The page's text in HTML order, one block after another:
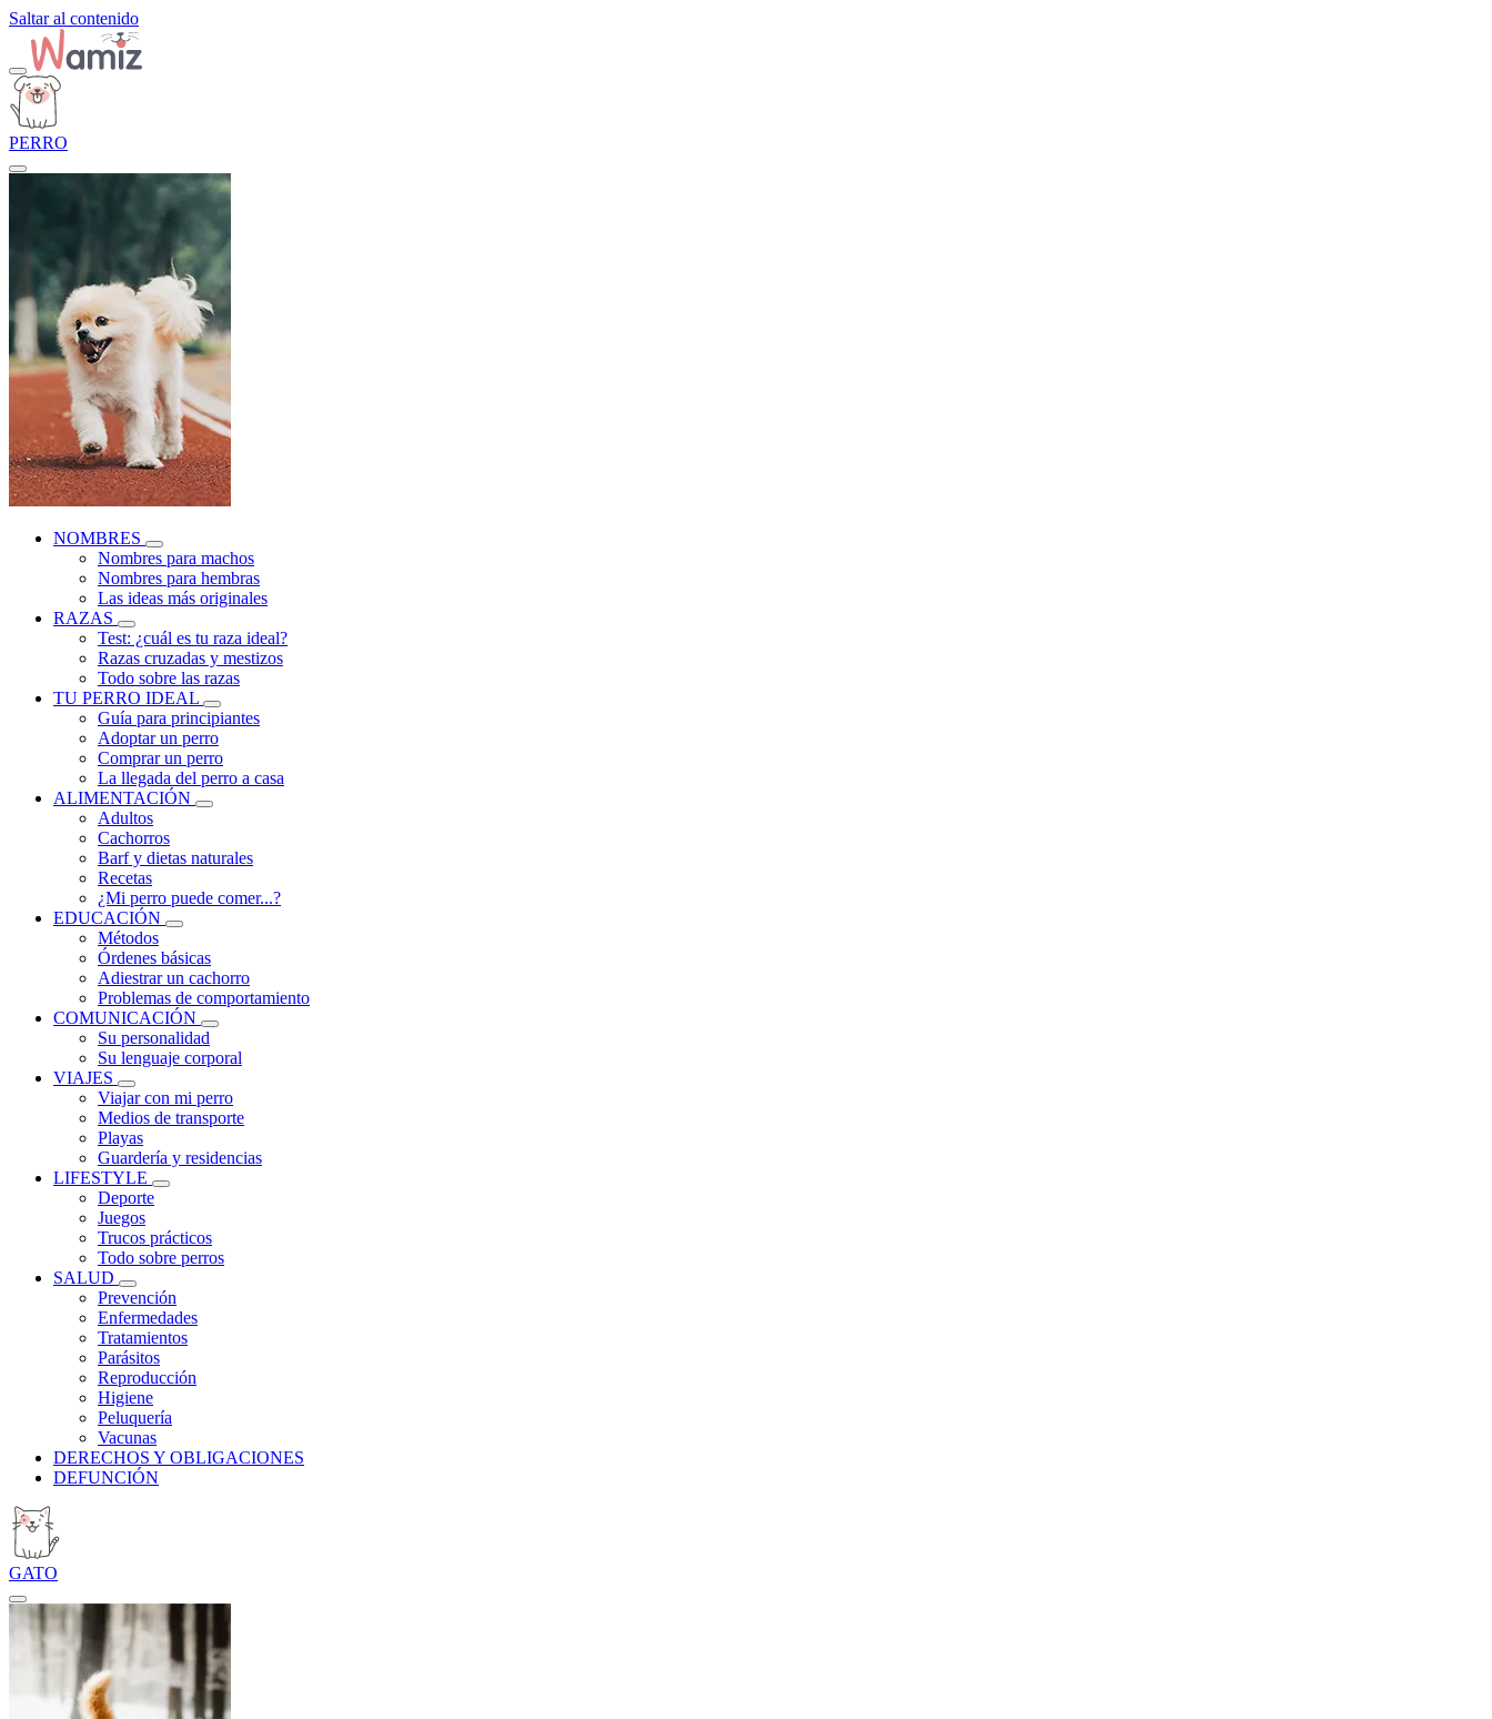
Saltar al contenido
PERRO
NOMBRES
Nombres para machos
Nombres para hembras
Las ideas más originales
RAZAS
Test: ¿cuál es tu raza ideal?
Razas cruzadas y mestizos
Todo sobre las razas
TU PERRO IDEAL
Guía para principiantes
Adoptar un perro
Comprar un perro
La llegada del perro a casa
ALIMENTACIÓN
Adultos
Cachorros
Barf y dietas naturales
Recetas
¿Mi perro puede comer...?
EDUCACIÓN
Métodos
Órdenes básicas
Adiestrar un cachorro
Problemas de comportamiento
COMUNICACIÓN
Su personalidad
Su lenguaje corporal
VIAJES
Viajar con mi perro
Medios de transporte
Playas
Guardería y residencias
LIFESTYLE
Deporte
Juegos
Trucos prácticos
Todo sobre perros
SALUD
Prevención
Enfermedades
Tratamientos
Parásitos
Reproducción
Higiene
Peluquería
Vacunas
DERECHOS Y OBLIGACIONES
DEFUNCIÓN
GATO